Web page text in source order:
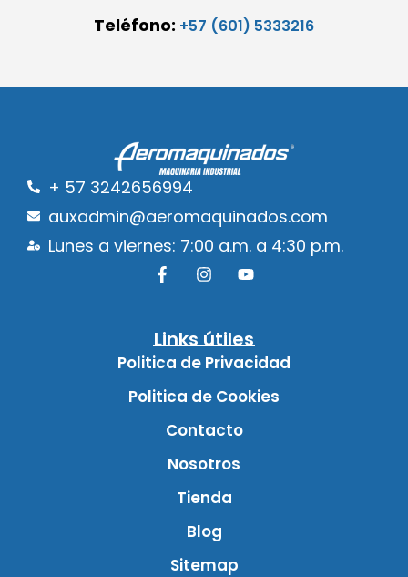
Teléfono: +57 (601) 5333216
+ 57 3242656994
auxadmin@aeromaquinados.com
Lunes a viernes: 7:00 a.m. a 4:30 p.m.
Links útiles
Politica de Privacidad
Politica de Cookies
Contacto
Nosotros
Tienda
Blog
Sitemap